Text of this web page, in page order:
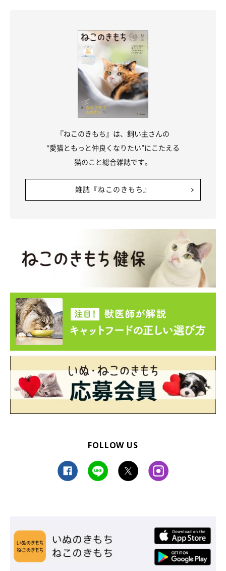
『ねこのきもち』は、飼い主さんの
“愛猫ともっと仲良くなりたい”にこたえる
猫のこと総合雑誌です。
雑誌『ねこのきもち』
FOLLOW US